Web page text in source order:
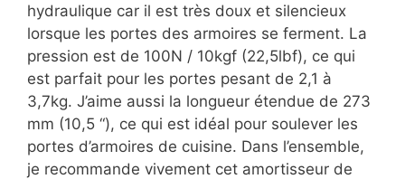
hydraulique car il est très doux et silencieux
lorsque les portes des armoires se ferment. La
pression est de 100N / 10kgf (22,5lbf), ce qui
est parfait pour les portes pesant de 2,1 à
3,7kg. J’aime aussi la longueur étendue de 273
mm (10,5 “), ce qui est idéal pour soulever les
portes d’armoires de cuisine. Dans l’ensemble,
je recommande vivement cet amortisseur de